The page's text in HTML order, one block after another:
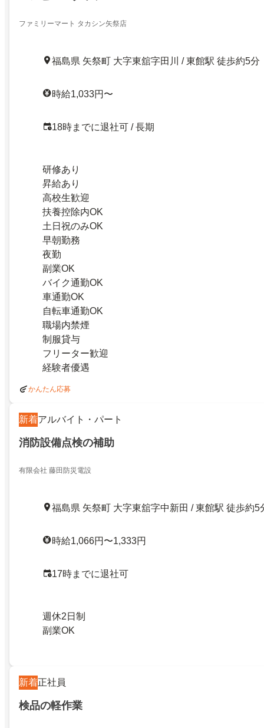
ファミリーマート タカシン矢祭店
福島県 矢祭町 大字東舘字田川 / 東館駅 徒歩約5分
時給1,033円〜
18時までに退社可 / 長期
研修あり
昇給あり
高校生歓迎
扶養控除内OK
土日祝のみOK
早朝勤務
夜勤
副業OK
バイク通勤OK
車通勤OK
自転車通勤OK
職場内禁煙
制服貸与
フリーター歓迎
経験者優遇
かんたん応募
新着アルバイト・パート
消防設備点検の補助
有限会社 藤田防災電設
福島県 矢祭町 大字東舘字中新田 / 東館駅 徒歩約5
時給1,066円〜1,333円
17時までに退社可
週休2日制
副業OK
新着正社員
検品の軽作業